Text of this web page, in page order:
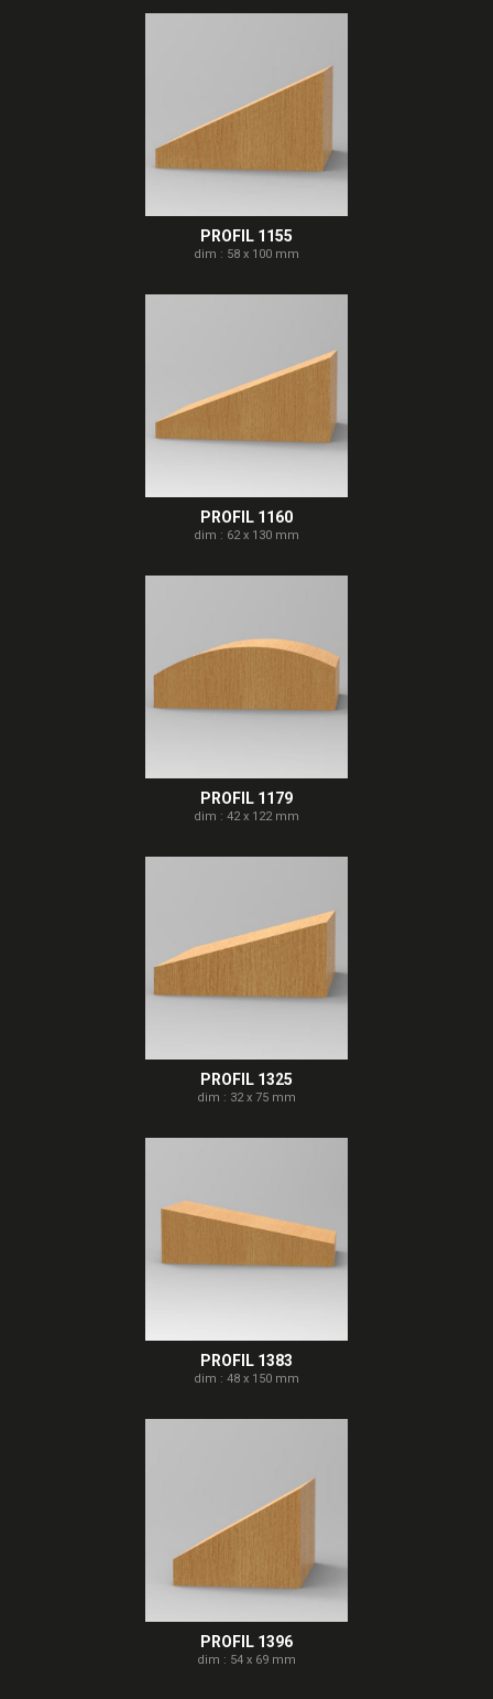
PROFIL 1155
dim : 58 x 100 mm
PROFIL 1160
dim : 62 x 130 mm
PROFIL 1179
dim : 42 x 122 mm
PROFIL 1325
dim : 32 x 75 mm
PROFIL 1383
dim : 48 x 150 mm
PROFIL 1396
dim : 54 x 69 mm